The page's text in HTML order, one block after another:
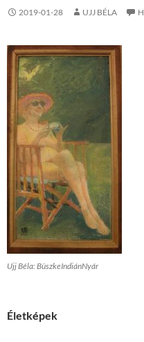
2019-01-28 UJJ BÉLA
Ujj Béla: BüszkeIndiánNyár
Életképek